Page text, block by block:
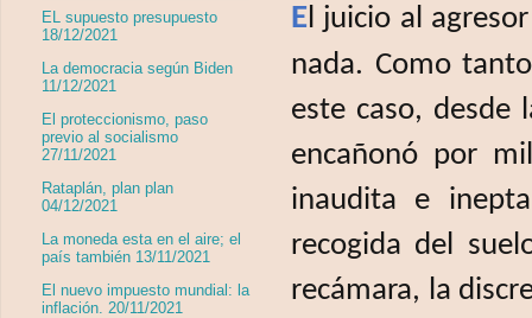
El juicio al
nada. Como
este caso, desde
encañonó por
inaudita e
recogida del
recámara, la
EL supuesto presupuesto
18/12/2021
La democracia según Biden
11/12/2021
El proteccionismo, paso
previo al socialismo
27/11/2021
Rataplán, plan plan
04/12/2021
La moneda esta en el aire; el
país también 13/11/2021
El nuevo impuesto mundial: la
inflación. 20/11/2021